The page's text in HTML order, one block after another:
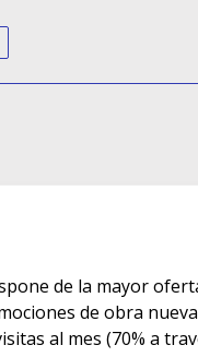
de la mayor
de obra
al mes (70% a